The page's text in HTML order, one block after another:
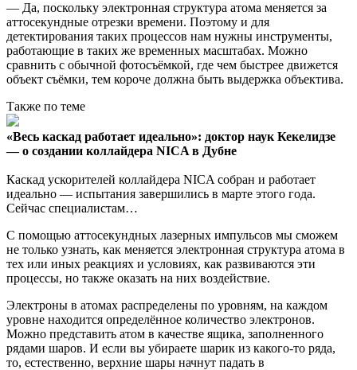
— Да, поскольку электронная структура атома меняется за
аттосекундные отрезки времени. Поэтому и для
детектирования таких процессов нам нужны инструменты,
работающие в таких же временных масштабах. Можно
сравнить с обычной фотосъёмкой, где чем быстрее движется
объект съёмки, тем короче должна быть выдержка объектива.
Также по теме
«Весь каскад работает идеально»: доктор наук Кекелидзе
— о создании коллайдера NICA в Дубне
Каскад ускорителей коллайдера NICA собран и работает
идеально — испытания завершились в марте этого года.
Сейчас специалистам…
С помощью аттосекундных лазерных импульсов мы сможем
не только узнать, как меняется электронная структура атома в
тех или иных реакциях и условиях, как развиваются эти
процессы, но также оказать на них воздействие.
Электроны в атомах распределены по уровням, на каждом
уровне находится определённое количество электронов.
Можно представить атом в качестве ящика, заполненного
рядами шаров. И если вы убираете шарик из какого-то ряда,
то, естественно, верхние шары начнут падать в